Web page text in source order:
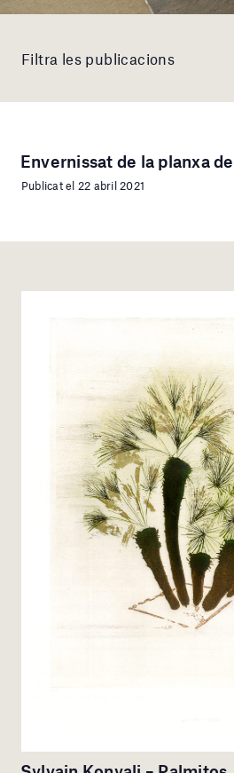
Filtra les publicacions
Envernissat de la planxa
Publicat el 22 abril 2021